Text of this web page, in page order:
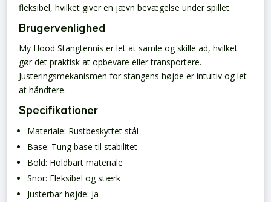
fleksibel, hvilket giver en jævn bevægelse under spillet.
Brugervenlighed
My Hood Stangtennis er let at samle og skille ad, hvilket
gør det praktisk at opbevare eller transportere.
Justeringsmekanismen for stangens højde er intuitiv og let
at håndtere.
Specifikationer
Materiale: Rustbeskyttet stål
Base: Tung base til stabilitet
Bold: Holdbart materiale
Snor: Fleksibel og stærk
Justerbar højde: Ja